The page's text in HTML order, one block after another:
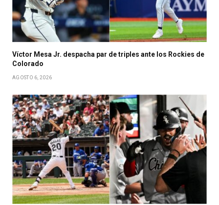
Víctor Mesa Jr. despacha par de triples ante los Rockies de
Colorado
AGOSTO 6, 2026